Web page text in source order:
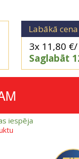
Labākā cena
3x 11,80 €/
Saglabāt
iespēja